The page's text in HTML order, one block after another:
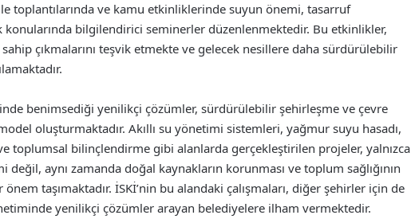
toplantılarında ve kamu etkinliklerinde suyun önemi, tasarruf
bilgilendirici seminerler düzenlenmektedir. Bu etkinlikler,
çıkmalarını teşvik etmekte ve gelecek nesillere daha sürdürülebilir
benimsediği yenilikçi çözümler, sürdürülebilir şehirleşme ve çevre
oluşturmaktadır. Akıllı su yönetimi sistemleri, yağmur suyu hasadı,
toplumsal bilinçlendirme gibi alanlarda gerçekleştirilen projeler, yalnızca
değil, aynı zamanda doğal kaynakların korunması ve toplum sağlığının
taşımaktadır. İSKİ’nin bu alandaki çalışmaları, diğer şehirler için de
yenilikçi çözümler arayan belediyelere ilham vermektedir.